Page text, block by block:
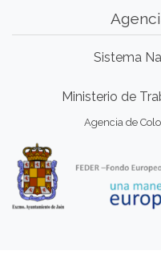
Sistema
Ministerio de
Agencia de